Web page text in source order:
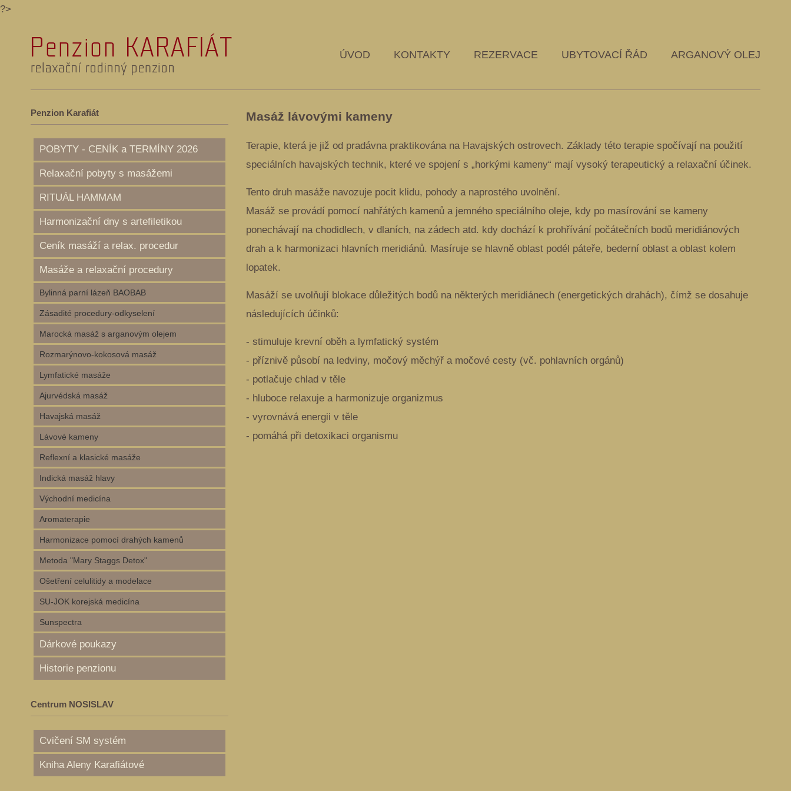
?>
ÚVOD KONTAKTY REZERVACE UBYTOVACÍ ŘÁD ARGANOVÝ OLEJ
Penzion Karafiát
POBYTY - CENÍK a TERMÍNY 2026
Relaxační pobyty s masážemi
RITUÁL HAMMAM
Harmonizační dny s artefiletikou
Ceník masáží a relax. procedur
Masáže a relaxační procedury
Bylinná parní lázeň BAOBAB
Zásadité procedury-odkyselení
Marocká masáž s arganovým olejem
Rozmarýnovo-kokosová masáž
Lymfatické masáže
Ajurvédská masáž
Havajská masáž
Lávové kameny
Reflexní a klasické masáže
Indická masáž hlavy
Východní medicína
Aromaterapie
Harmonizace pomocí drahých kamenů
Metoda "Mary Staggs Detox"
Ošetření celulitidy a modelace
SU-JOK korejská medicína
Sunspectra
Dárkové poukazy
Historie penzionu
Centrum NOSISLAV
Cvičení SM systém
Kniha Aleny Karafiátové
Masáž lávovými kameny
Terapie, která je již od pradávna praktikována na Havajských ostrovech. Základy této terapie spočívají na použití
speciálních havajských technik, které ve spojení s „horkými kameny“ mají vysoký terapeutický a relaxační účinek.
Tento druh masáže navozuje pocit klidu, pohody a naprostého uvolnění.
Masáž se provádí pomocí nahřátých kamenů a jemného speciálního oleje, kdy po masírování se kameny
ponechávají na chodidlech, v dlaních, na zádech atd. kdy dochází k prohřívání počátečních bodů meridiánových
drah a k harmonizaci hlavních meridiánů. Masíruje se hlavně oblast podél páteře, bederní oblast a oblast kolem
lopatek.
Masáží se uvolňují blokace důležitých bodů na některých meridiánech (energetických drahách), čímž se dosahuje
následujících účinků:
- stimuluje krevní oběh a lymfatický systém
- příznivě působí na ledviny, močový měchýř a močové cesty (vč. pohlavních orgánů)
- potlačuje chlad v těle
- hluboce relaxuje a harmonizuje organizmus
- vyrovnává energii v těle
- pomáhá při detoxikaci organismu